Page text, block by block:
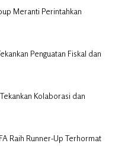
Meranti Perintahkan
Penguatan Fiskal dan
Kolaborasi dan
Raih Runner-Up Terhormat